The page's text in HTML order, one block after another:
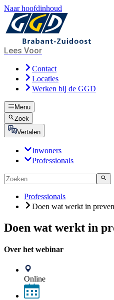
Naar hoofdinhoud
Lees Voor
Contact
Locaties
Werken bij de GGD
Menu
Zoek
Vertalen
Inwoners
Professionals
Professionals
Doen wat werkt in
Doen wat werkt in
Over het webinar
Online